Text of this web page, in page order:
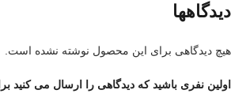
دیدگاهها
هیچ دیدگاهی برای این محصول نوشته نشده است.
اولین نفری باشید که دیدگاهی را ارسال می کنید